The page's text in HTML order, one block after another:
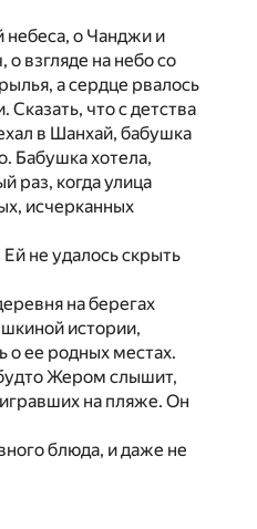
небеса, о Чанджи и
взгляде на небо со
а сердце рвалось
что с детства
в Шанхай, бабушка
Бабушка хотела,
раз, когда улица
исчерканных
не удалось скрыть
на берегах
истории,
о ее родных местах.
Жером слышит,
на пляже. Он
блюда, и даже не